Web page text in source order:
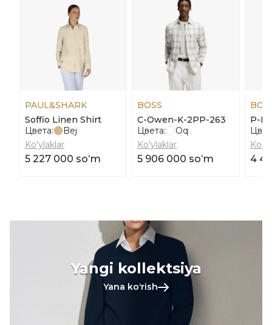
PAUL&SHARK
Soffio Linen Shirt
Цвета:
Bej
Ko'ylaklar
5 227 000 soʻm
BOSS
C-Owen-K-2PP-263
Цвета:
Oq
Ko'ylaklar
5 906 000 soʻm
P-
4
Yangi kollektsiya
Yana koʻrish